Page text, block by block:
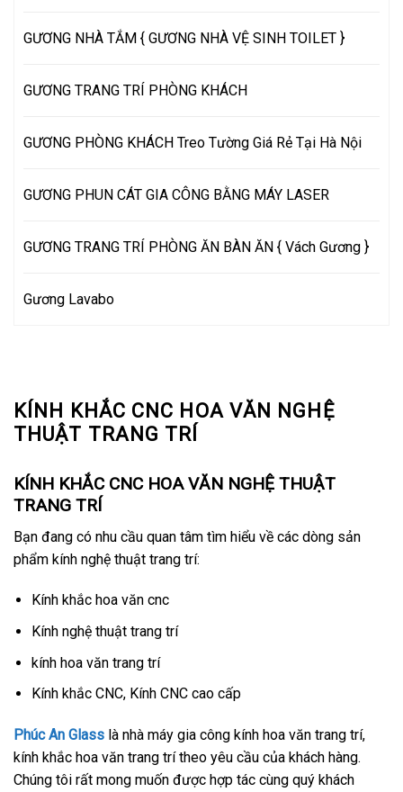
KÍNH KHẮC CNC HOA VĂN NGHỆ
THUẬT TRANG TRÍ
KÍNH KHẮC CNC HOA VĂN NGHỆ THUẬT
TRANG TRÍ
Bạn đang có nhu cầu quan tâm tìm hiểu về các dòng sản
phẩm kính nghệ thuật trang trí:
Kính khắc hoa văn cnc
Kính nghệ thuật trang trí
kính hoa văn trang trí
Kính khắc CNC, Kính CNC cao cấp
Phúc An Glass là nhà máy gia công kính hoa văn trang trí,
kính khắc hoa văn trang trí theo yêu cầu của khách hàng.
Chúng tôi rất mong muốn được hợp tác cùng quý khách
GƯƠNG NHÀ TẮM { GƯƠNG NHÀ VỆ SINH TOILET }
GƯƠNG TRANG TRÍ PHÒNG KHÁCH
GƯƠNG PHÒNG KHÁCH Treo Tường Giá Rẻ Tại Hà Nội
GƯƠNG PHUN CÁT GIA CÔNG BẰNG MÁY LASER
GƯƠNG TRANG TRÍ PHÒNG ĂN BÀN ĂN { Vách Gương }
Gương Lavabo